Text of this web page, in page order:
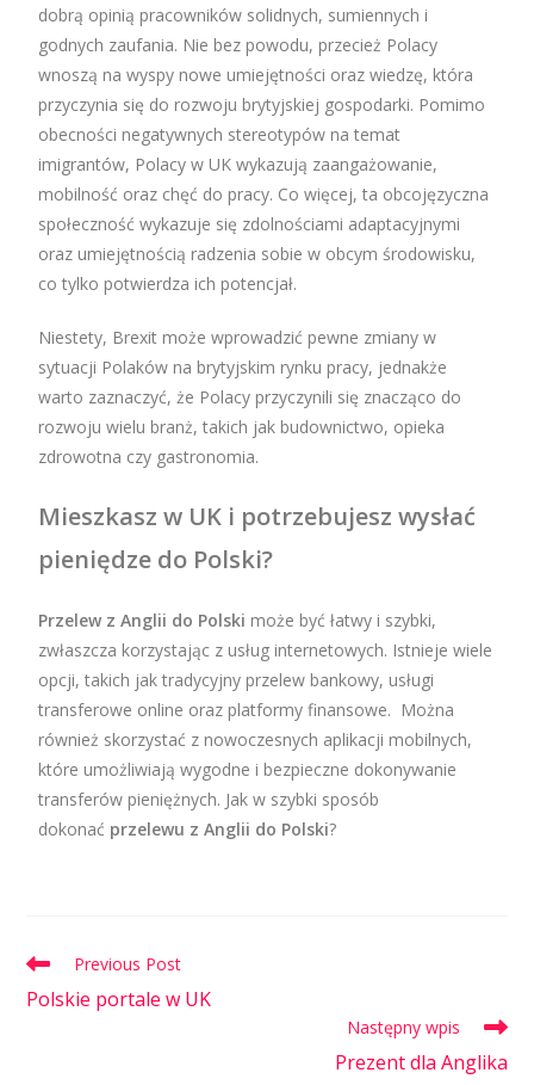
dobrą opinią pracowników solidnych, sumiennych i
godnych zaufania. Nie bez powodu, przecież Polacy
wnoszą na wyspy nowe umiejętności oraz wiedzę, która
przyczynia się do rozwoju brytyjskiej gospodarki. Pomimo
obecności negatywnych stereotypów na temat
imigrantów, Polacy w UK wykazują zaangażowanie,
mobilność oraz chęć do pracy. Co więcej, ta obcojęzyczna
społeczność wykazuje się zdolnościami adaptacyjnymi
oraz umiejętnością radzenia sobie w obcym środowisku,
co tylko potwierdza ich potencjał.
Niestety, Brexit może wprowadzić pewne zmiany w
sytuacji Polaków na brytyjskim rynku pracy, jednakże
warto zaznaczyć, że Polacy przyczynili się znacząco do
rozwoju wielu branż, takich jak budownictwo, opieka
zdrowotna czy gastronomia.
Mieszkasz w UK i potrzebujesz wysłać
pieniędze do Polski?
Przelew z Anglii do Polski może być łatwy i szybki,
zwłaszcza korzystając z usług internetowych. Istnieje wiele
opcji, takich jak tradycyjny przelew bankowy, usługi
transferowe online oraz platformy finansowe. Można
również skorzystać z nowoczesnych aplikacji mobilnych,
które umożliwiają wygodne i bezpieczne dokonywanie
transferów pieniężnych. Jak w szybki sposób
dokonać przelewu z Anglii do Polski?
Previous Post
Polskie portale w UK
Następny wpis
Prezent dla Anglika